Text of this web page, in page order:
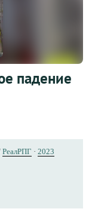
падение
РеалРПГ · 2023